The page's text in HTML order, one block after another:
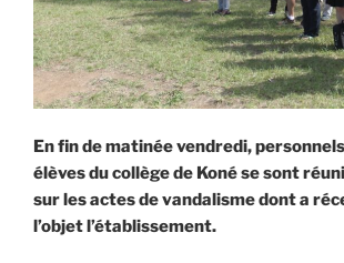
En fin de matinée vendredi,
élèves du collège de Koné se sont
sur les actes de vandalisme dont a
l’objet l’établissement.